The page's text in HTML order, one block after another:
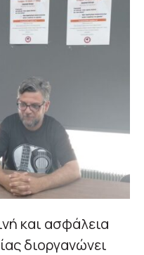
και ασφάλεια
διοργανώνει